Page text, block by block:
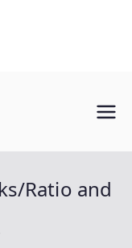
Ratio and